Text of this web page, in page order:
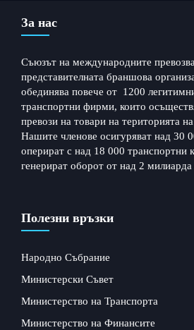
За нас
Съюзът на международните
представителната браншова
обединява повече от 1200
транспортни фирми, които
превози на товари на територията
Нашите членове осигуряват над 30
оперират с над 18 000 транспортни
генерират оборот от над 2 милиарда
Полезни връзки
Народно Събрание
Министерски Съвет
Министерство на Транспорта
Министерство на Финансите